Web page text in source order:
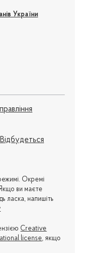
України
Окремі
ви маєте
ласка, напишіть
Creative
license, якщо